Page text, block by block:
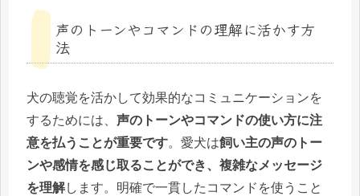
声のトーンやコマンドの理解に活かす方
法
犬の聴覚を活かして効果的なコミュニケーションを
するためには、 声のトーンやコマンドの使い方に注
意を払うことが重要です。愛犬は飼い主の声のトー
ンや感情を感じ取ることができ、複雑なメッセージ
を理解します。明確で一貫したコマンドを使うこと